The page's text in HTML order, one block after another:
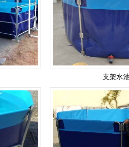
支架水池